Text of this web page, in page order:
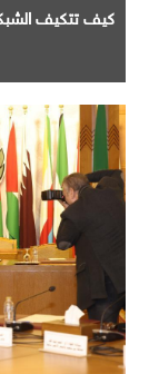
كيف تتكيف